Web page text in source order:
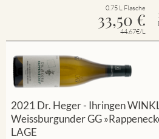
0.75 L Flasche
33,50 €
44.67€/L
2021 Dr. Heger - Ihringen
Weissburgunder GG
LAGE